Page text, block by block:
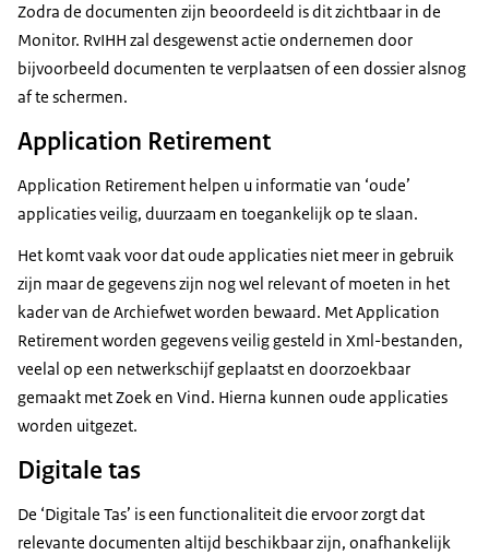
Zodra de documenten zijn beoordeeld is dit zichtbaar in de
Monitor. RvIHH zal desgewenst actie ondernemen door
bijvoorbeeld documenten te verplaatsen of een dossier alsnog
af te schermen.
Application Retirement
Application Retirement helpen u informatie van ‘oude’
applicaties veilig, duurzaam en toegankelijk op te slaan.
Het komt vaak voor dat oude applicaties niet meer in gebruik
zijn maar de gegevens zijn nog wel relevant of moeten in het
kader van de Archiefwet worden bewaard. Met Application
Retirement worden gegevens veilig gesteld in Xml-bestanden,
veelal op een netwerkschijf geplaatst en doorzoekbaar
gemaakt met Zoek en Vind. Hierna kunnen oude applicaties
worden uitgezet.
Digitale tas
De ‘Digitale Tas’ is een functionaliteit die ervoor zorgt dat
relevante documenten altijd beschikbaar zijn, onafhankelijk